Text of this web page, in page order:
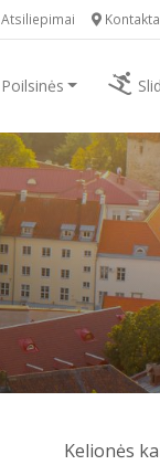
Atsiliepimai
Poilsinės
Kelionės